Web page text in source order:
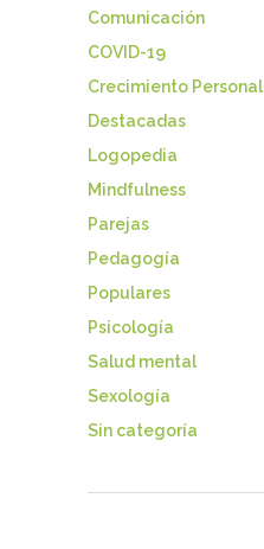
Comunicación
COVID-19
Crecimiento Personal
Destacadas
Logopedia
Mindfulness
Parejas
Pedagogía
Populares
Psicología
Salud mental
Sexología
Sin categoría